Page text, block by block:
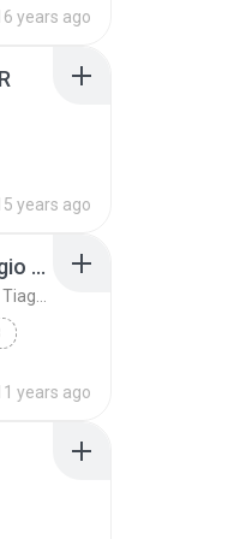
years ago
years ago
Cearamor Volume 03 - Faixa 21 - Sergio Alves e Tiaguinho
years ago